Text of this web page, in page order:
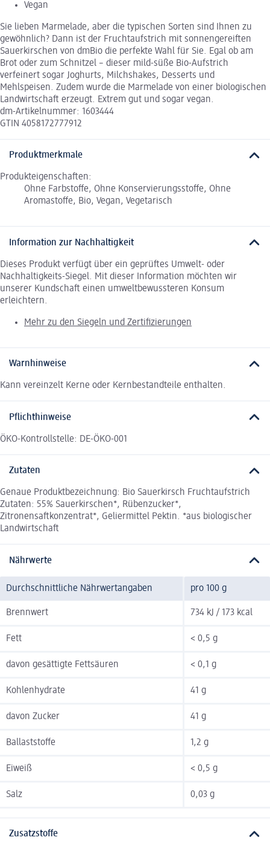
Vegan
Sie lieben Marmelade, aber die typischen Sorten sind Ihnen zu
gewöhnlich? Dann ist der Fruchtaufstrich mit sonnengereiften
Sauerkirschen von dmBio die perfekte Wahl für Sie. Egal ob am
Brot oder zum Schnitzel – dieser mild-süße Bio-Aufstrich
verfeinert sogar Joghurts, Milchshakes, Desserts und
Mehlspeisen. Zudem wurde die Marmelade von einer biologischen
Landwirtschaft erzeugt. Extrem gut und sogar vegan.
dm-Artikelnummer: 1603444
GTIN 4058172777912
Produktmerkmale
Produkteigenschaften:
Ohne Farbstoffe, Ohne Konservierungsstoffe, Ohne
Aromastoffe, Bio, Vegan, Vegetarisch
Information zur Nachhaltigkeit
Dieses Produkt verfügt über ein geprüftes Umwelt- oder
Nachhaltigkeits-Siegel. Mit dieser Information möchten wir
unserer Kundschaft einen umweltbewussteren Konsum
erleichtern.
Mehr zu den Siegeln und Zertifizierungen
Warnhinweise
Kann vereinzelt Kerne oder Kernbestandteile enthalten.
Pflichthinweise
ÖKO-Kontrollstelle: DE-ÖKO-001
Zutaten
Genaue Produktbezeichnung: Bio Sauerkirsch Fruchtaufstrich
Zutaten: 55% Sauerkirschen*, Rübenzucker*,
Zitronensaftkonzentrat*, Geliermittel Pektin. *aus biologischer
Landwirtschaft
Nährwerte
Durchschnittliche Nährwertangaben pro 100 g
Brennwert 734 kJ / 173 kcal
Fett < 0,5 g
davon gesättigte Fettsäuren < 0,1 g
Kohlenhydrate 41 g
davon Zucker 41 g
Ballaststoffe 1,2 g
Eiweiß < 0,5 g
Salz 0,03 g
Zusatzstoffe